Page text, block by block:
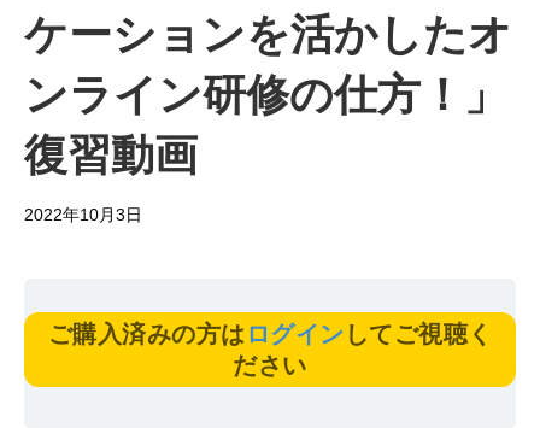
k
ケーションを活かしたオ
ンライン研修の仕方！」
復習動画
2022年10月3日
ご購入済みの方は ログイン してご視聴く
ださい